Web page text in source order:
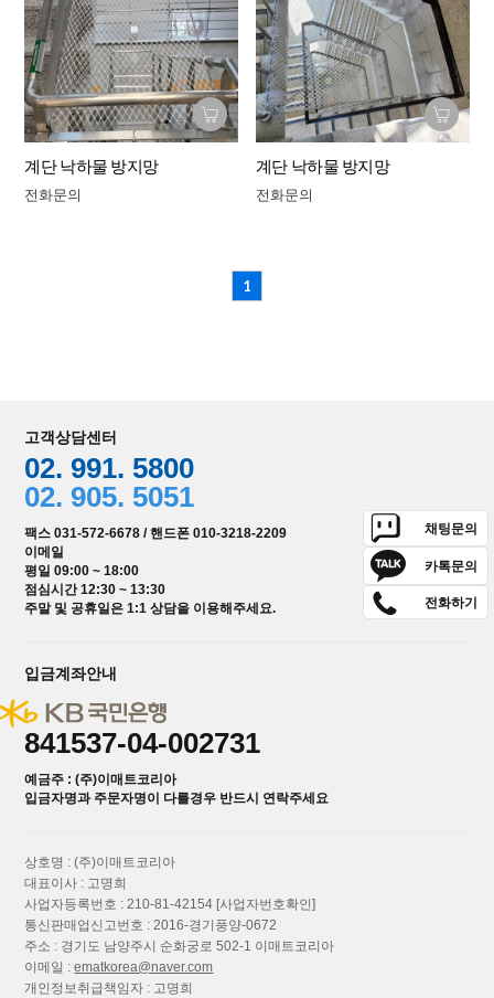
계단 낙하물 방지망
전화문의
계단 낙하물 방지망
전화문의
1
고객상담센터
02. 991. 5800
02. 905. 5051
팩스 031-572-6678 / 핸드폰 010-3218-2209
이메일
평일 09:00 ~ 18:00
점심시간 12:30 ~ 13:30
주말 및 공휴일은 1:1 상담을 이용해주세요.
채팅문의
카톡문의
전화하기
입금계좌안내
841537-04-002731
예금주 : (주)이매트코리아
입금자명과 주문자명이 다를경우 반드시 연락주세요
상호명 : (주)이매트코리아
대표이사 : 고명희
사업자등록번호 : 210-81-42154 [사업자번호확인]
통신판매업신고번호 : 2016-경기풍양-0672
주소 : 경기도 남양주시 순화궁로 502-1 이매트코리아
이메일 :ematkorea@naver.com
개인정보취급책임자 : 고명희